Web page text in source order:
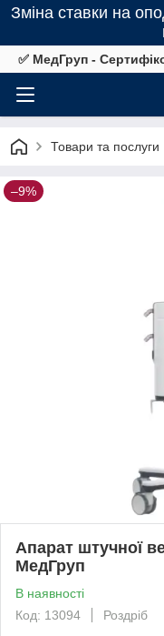
Зміна ставки на
✅ МедГруп -
Товари та послуги
–9%
Апарат штучної
МедГруп
В наявності
Код: 13094
Роздріб